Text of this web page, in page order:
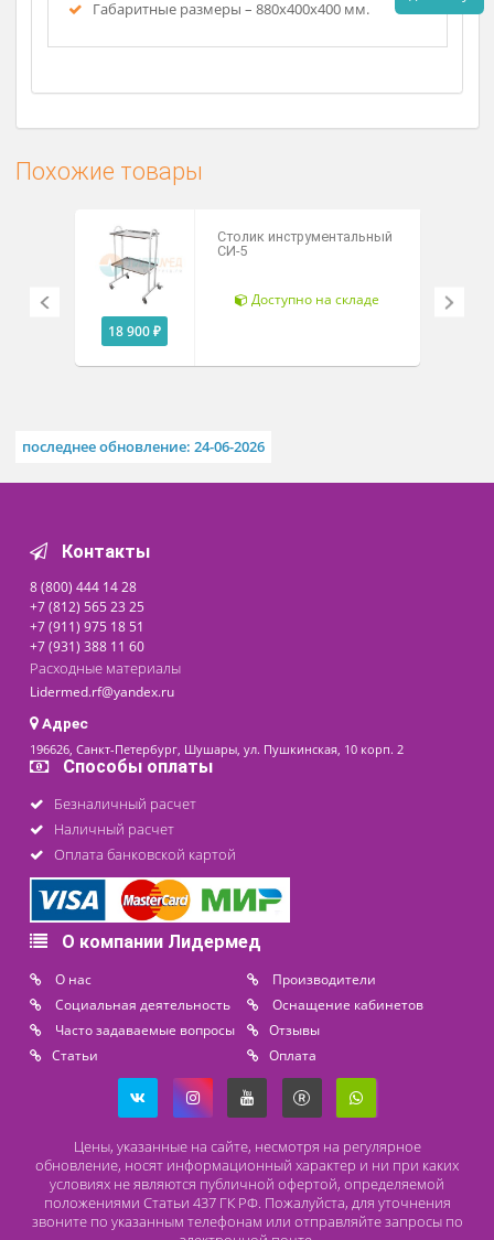
изготавливаться с зеркальной или шлифованной
поверхностями, а также с использованием их
тормозом).
18 900 ₽
Столик инструментальный
последнее обновление: 24-06-2026
Контакты
8 (800) 444 14 28
+7 (812) 565 23 25
+7 (911) 975 18 51
+7 (931) 388 11 60
Расходные материалы
Адрес
196626, Санкт-Петербург, Шушары, ул. Пушкинская, 10 корп. 2
Способы оплаты
Безналичный расчет
Наличный расчет
Оплата банковской картой